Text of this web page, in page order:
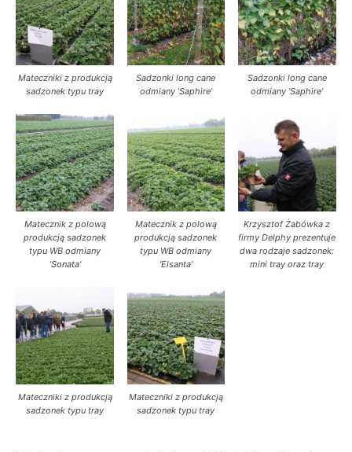
Mateczniki z produkcją
sadzonek typu tray
Sadzonki long cane
odmiany 'Saphire’
Sadzonki long cane
odmiany 'Saphire’
Matecznik z polową
produkcją sadzonek
typu WB odmiany
'Sonata’
Matecznik z polową
produkcją sadzonek
typu WB odmiany
'Elsanta’
Krzysztof Żabówka z
firmy Delphy prezentuje
dwa rodzaje sadzonek:
mini tray oraz tray
Mateczniki z produkcją
sadzonek typu tray
Mateczniki z produkcją
sadzonek typu tray